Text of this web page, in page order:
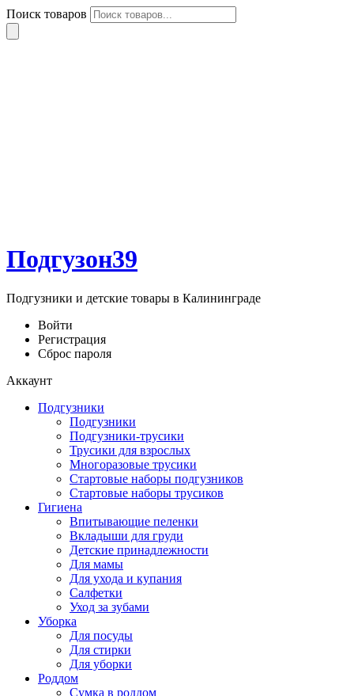
Поиск товаров
Подгузон39
Подгузники и детские товары в Калининграде
Войти
Регистрация
Сброс пароля
Аккаунт
Подгузники
Подгузники
Подгузники-трусики
Трусики для взрослых
Многоразовые трусики
Стартовые наборы подгузников
Стартовые наборы трусиков
Гигиена
Впитывающие пеленки
Вкладыши для груди
Детские принадлежности
Для мамы
Для ухода и купания
Салфетки
Уход за зубами
Уборка
Для посуды
Для стирки
Для уборки
Роддом
Сумка в роддом